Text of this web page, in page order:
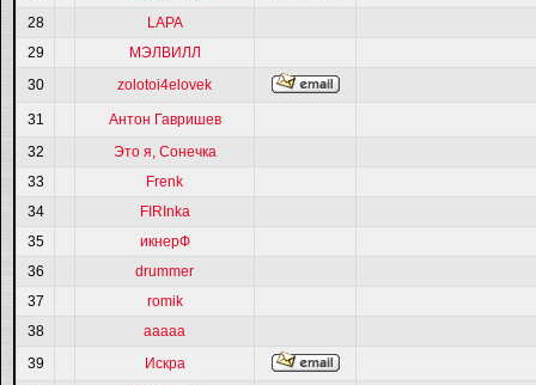
28
LAPA
29
МЭЛВИЛЛ
30
zolotoi4elovek
31
Антон Гавришев
32
Это я, Сонечка
33
Frenk
34
FIRInka
35
икнерФ
36
drummer
37
romik
38
ааааа
39
Искра